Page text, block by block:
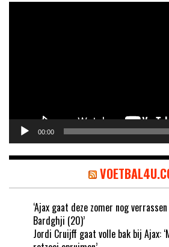
00:00
‘Ajax gaat deze zomer nog
Bardghji (20)’
Jordi Cruijff gaat volle bak bij Ajax: